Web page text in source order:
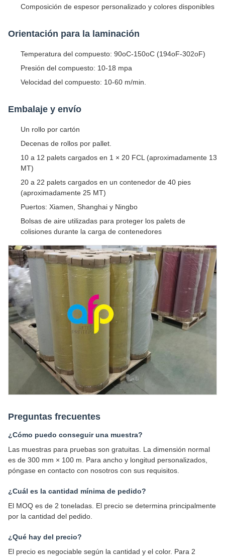
Composición de espesor personalizado y colores disponibles
Orientación para la laminación
Temperatura del compuesto: 90oC-150oC (194oF-302oF)
Presión del compuesto: 10-18 mpa
Velocidad del compuesto: 10-60 m/min.
Embalaje y envío
Un rollo por cartón
Decenas de rollos por pallet.
10 a 12 palets cargados en 1 × 20 FCL (aproximadamente 13
MT)
20 a 22 palets cargados en un contenedor de 40 pies
(aproximadamente 25 MT)
Puertos: Xiamen, Shanghai y Ningbo
Bolsas de aire utilizadas para proteger los palets de
colisiones durante la carga de contenedores
Preguntas frecuentes
¿Cómo puedo conseguir una muestra?
Las muestras para pruebas son gratuitas. La dimensión normal
es de 300 mm × 100 m. Para ancho y longitud personalizados,
póngase en contacto con nosotros con sus requisitos.
¿Cuál es la cantidad mínima de pedido?
El MOQ es de 2 toneladas. El precio se determina principalmente
por la cantidad del pedido.
¿Qué hay del precio?
El precio es negociable según la cantidad y el color. Para 2